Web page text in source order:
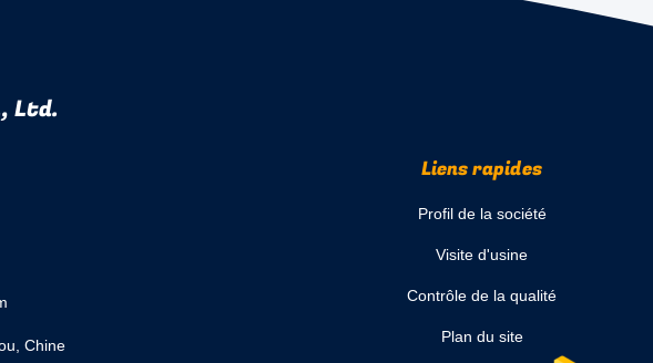
Ltd.
Chine
Liens rapides
Profil de la société
Visite d'usine
Contrôle de la qualité
Plan du site